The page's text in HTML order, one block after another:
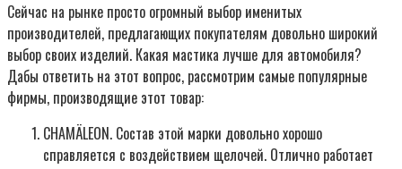
Сейчас на рынке просто огромный выбор именитых
производителей, предлагающих покупателям довольно широкий
выбор своих изделий. Какая мастика лучше для автомобиля?
Дабы ответить на этот вопрос, рассмотрим самые популярные
фирмы, производящие этот товар:
CHAMÄLEON. Состав этой марки довольно хорошо
справляется с воздействием щелочей. Отлично работает